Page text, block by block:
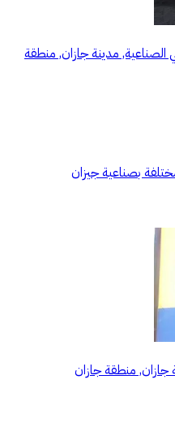
الصناعية, مدينة جازان, منطقة
بصناعية جيزان
جازان, منطقة جازان